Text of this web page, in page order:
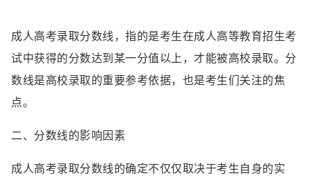
成人高考录取分数线，指的是考生在成人高等教育招生考
试中获得的分数达到某一分值以上，才能被高校录取。分
数线是高校录取的重要参考依据，也是考生们关注的焦
点。
二、分数线的影响因素
成人高考录取分数线的确定不仅仅取决于考生自身的实